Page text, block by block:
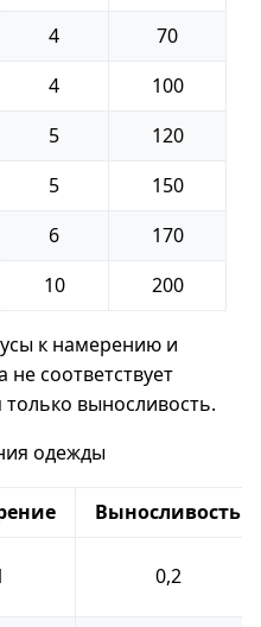
4
70
4
100
5
120
5
150
6
170
10 200
к намерению и
соответствует
только выносливость.
одежды
Выносливость
0,2